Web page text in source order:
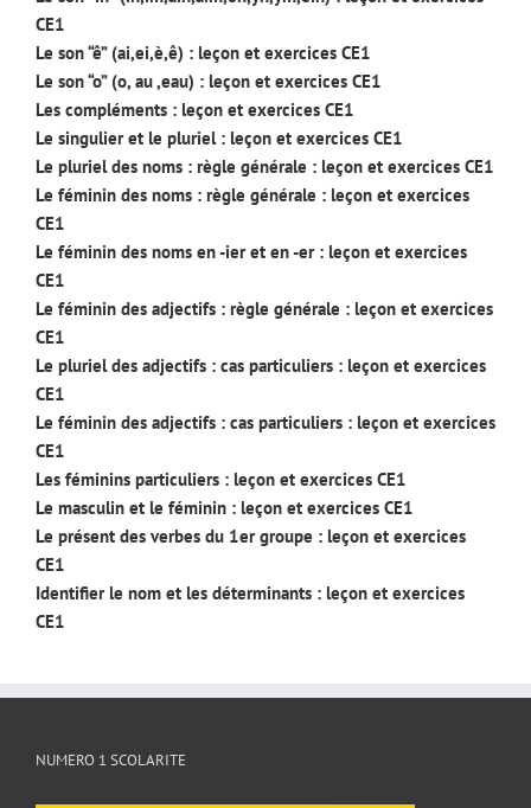
CE1
Le son “ê” (ai,ei,è,ê) : leçon et exercices CE1
Le son “o” (o, au ,eau) : leçon et exercices CE1
Les compléments : leçon et exercices CE1
Le singulier et le pluriel : leçon et exercices CE1
Le pluriel des noms : règle générale : leçon et exercices CE1
Le féminin des noms : règle générale : leçon et exercices
CE1
Le féminin des noms en -ier et en -er : leçon et exercices
CE1
Le féminin des adjectifs : règle générale : leçon et exercices
CE1
Le pluriel des adjectifs : cas particuliers : leçon et exercices
CE1
Le féminin des adjectifs : cas particuliers : leçon et exercices
CE1
Les féminins particuliers : leçon et exercices CE1
Le masculin et le féminin : leçon et exercices CE1
Le présent des verbes du 1er groupe : leçon et exercices
CE1
Identifier le nom et les déterminants : leçon et exercices
CE1
NUMERO 1 SCOLARITE